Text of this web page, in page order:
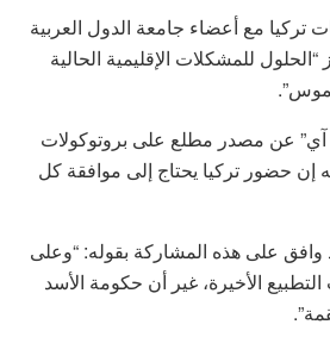
مع أعضاء جامعة الدول العربية
للمشكلات الإقليمية الحالية
عن مصدر مطلع على بروتوكولات
إن حضور تركيا يحتاج إلى موافقة كل
وافق على هذه المشاركة بقوله: “وعلى
الأخيرة، غير أن حكومة الأسد